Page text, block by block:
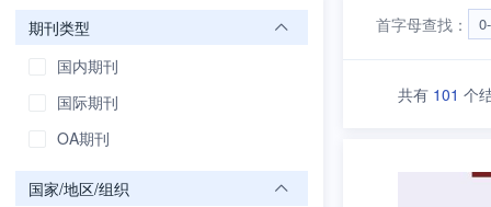
期刊类型
国内期刊
国际期刊
OA期刊
国家/地区/组织
首字母查找：
共有 101 个